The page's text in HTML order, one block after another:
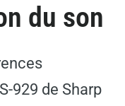
du son
929 de Sharp